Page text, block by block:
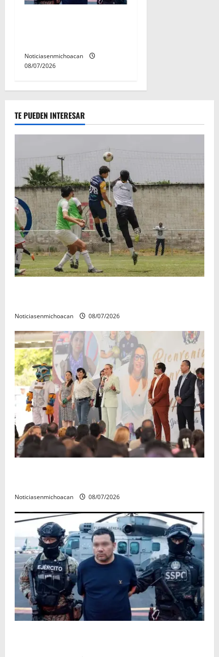
Noticiasenmichoacan
08/07/2026
TE PUEDEN INTERESAR
Noticiasenmichoacan 08/07/2026
Noticiasenmichoacan 08/07/2026